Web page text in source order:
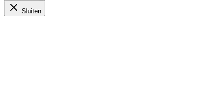
Sluiten